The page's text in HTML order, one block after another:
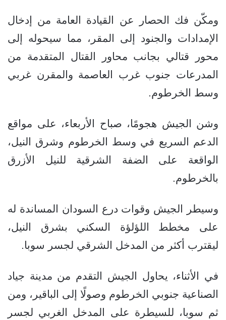
ومكّن فك الحصار عن القيادة العامة من إدخال
الإمدادات والجنود إلى المقر، مما سيحوله إلى
محور قتالي بجانب محاور القتال المتقدمة من
المدرعات جنوب غرب العاصمة والمقرن غربي
وسط الخرطوم.
وشن الجيش هجومًا، صباح الأربعاء، على مواقع
الدعم السريع في وسط الخرطوم وشرق النيل،
الواقعة على الضفة الشرقية للنيل الأزرق
بالخرطوم.
وسيطر الجيش وقوات درع السودان المساندة له
على مخطط اللؤلؤة السكني بشرق النيل،
ليقترب أكثر من المدخل الشرقي لجسر سوبا.
في الأثناء، يحاول الجيش التقدم من مدينة جياد
الصناعية جنوبي الخرطوم وصولًا إلى الباقير، ومن
ثم سوبا، للسيطرة على المدخل الغربي لجسر